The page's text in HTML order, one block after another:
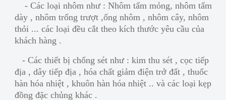
- Các loại nhôm như : Nhôm tấm mỏng, nhôm tấm
dày , nhôm trống trượt ,ống nhôm , nhôm cây, nhôm
thỏi ... các loại đều cắt theo kích thước yêu cầu của
khách hàng .
- Các thiết bị chống sét như : kim thu sét , cọc tiếp
địa , dây tiếp địa , hóa chất giảm điện trở đất , thuốc
hàn hóa nhiệt , khuôn hàn hóa nhiệt .. và các loại kẹp
đồng đặc chủng khác .